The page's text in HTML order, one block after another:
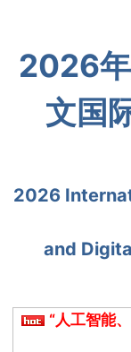
2026
文国
2026
and
“人工智能